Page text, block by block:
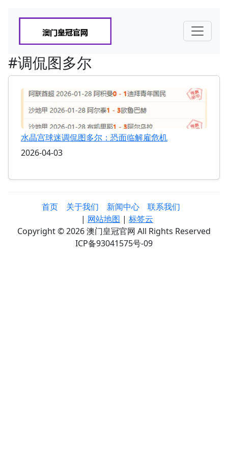
#调侃图多尔
水晶宫球迷调侃图多尔：恐面临解雇危机
2026-04-03
首页 关于我们 新闻中心
联系我们
| 网站地图 | 标签云
Copyright © 2026 澳门皇冠官网 All Rights Reserved
ICP备93041575号-09